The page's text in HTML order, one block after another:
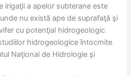
irigaţii a apelor subterane este
nu există ape de suprafaţă şi
cu potenţial hidrogeologic
hidrogeologice întocmite
Naţional de Hidrologie şi